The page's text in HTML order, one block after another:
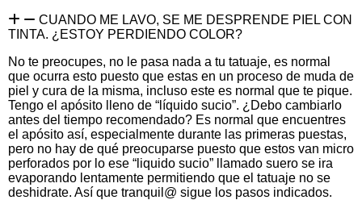
CUANDO ME LAVO, SE ME DESPRENDE PIEL CON
TINTA. ¿ESTOY PERDIENDO COLOR?
No te preocupes, no le pasa nada a tu tatuaje, es normal
que ocurra esto puesto que estas en un proceso de muda de
piel y cura de la misma, incluso este es normal que te pique.
Tengo el apósito lleno de “líquido sucio”. ¿Debo cambiarlo
antes del tiempo recomendado? Es normal que encuentres
el apósito así, especialmente durante las primeras puestas,
pero no hay de qué preocuparse puesto que estos van micro
perforados por lo ese “liquido sucio” llamado suero se ira
evaporando lentamente permitiendo que el tatuaje no se
deshidrate. Así que tranquil@ sigue los pasos indicados.